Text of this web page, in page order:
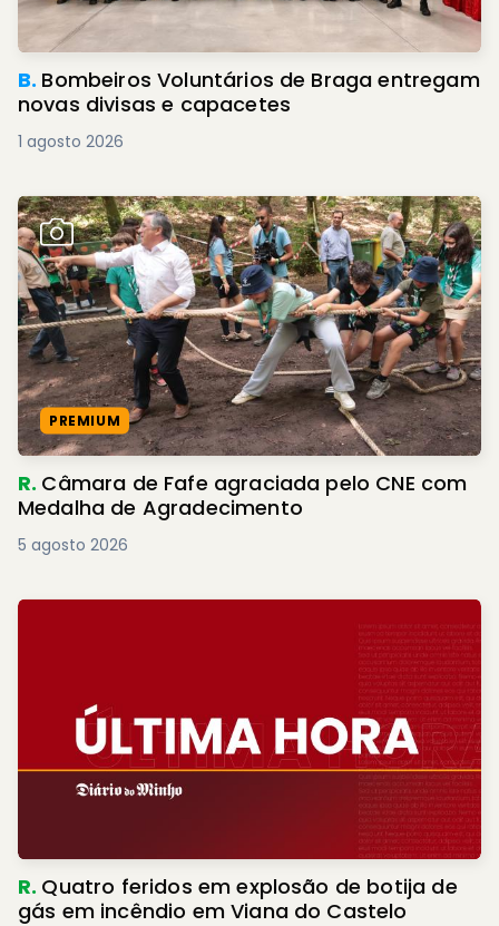
B. Bombeiros Voluntários de Braga entregam
novas divisas e capacetes
1 agosto 2026
PREMIUM
R. Câmara de Fafe agraciada pelo CNE com
Medalha de Agradecimento
5 agosto 2026
R. Quatro feridos em explosão de botija de
gás em incêndio em Viana do Castelo